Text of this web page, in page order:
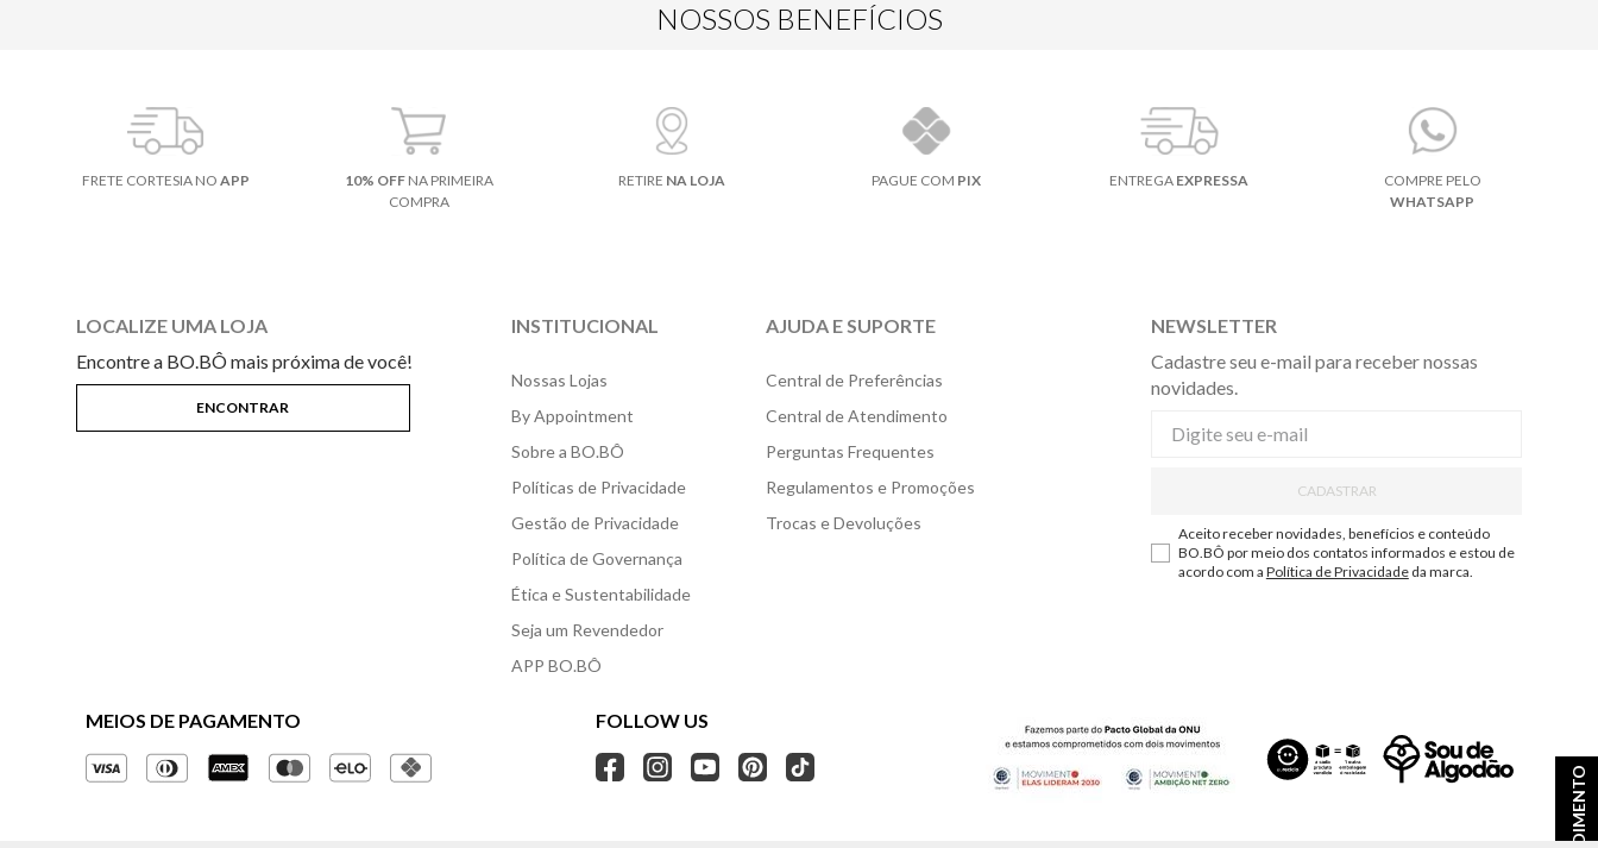
NOSSOS BENEFÍCIOS
FRETE CORTESIA NO APP 10% OFFNA PRIMEIRA
COMPRA
RETIRE NA LOJA PAGUE COM PIX ENTREGA EXPRESSA
COMPRE PELO
WHATSAPP
LOCALIZE UMA LOJA
Encontre a BO.BÔ mais próxima de você!
INSTITUCIONAL
Nossas Lojas
By Appointment
Sobre a BO.BÔ
Políticas de Privacidade
Gestão de Privacidade
Política de Governança
Ética e Sustentabilidade
Seja um Revendedor
APP BO.BÔ
AJUDA E SUPORTE
Central de Preferências
Central de Atendimento
Perguntas Frequentes
Regulamentos e Promoções
Trocas e Devoluções
NEWSLETTER
Cadastre seu e-mail para receber nossas
novidades.
CADASTRAR
Aceito receber novidades, benefícios e conteúdo
BO.BÔ por meio dos contatos informados e estou de
acordo com a Política de Privacidadeda marca.
MEIOS DE PAGAMENTO FOLLOW US